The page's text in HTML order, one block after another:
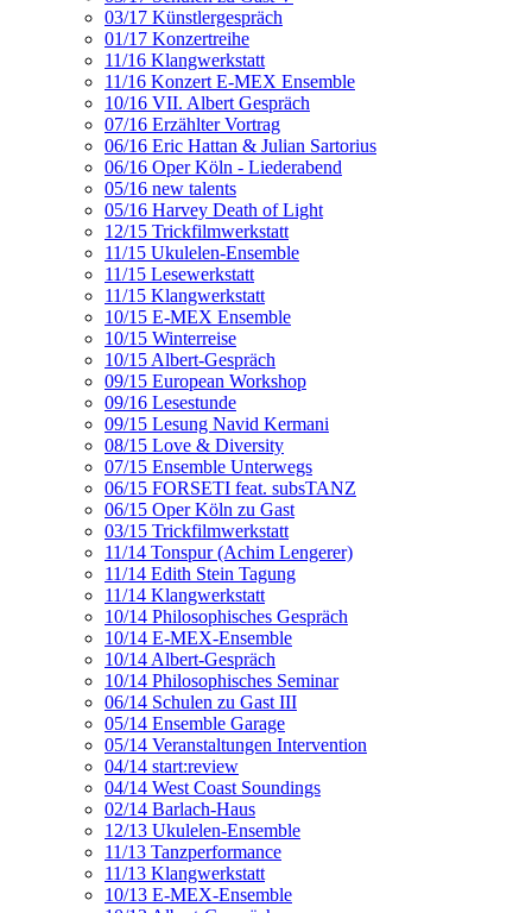
03/17 Künstlergespräch
01/17 Konzertreihe
11/16 Klangwerkstatt
11/16 Konzert E-MEX Ensemble
10/16 VII. Albert Gespräch
07/16 Erzählter Vortrag
06/16 Eric Hattan & Julian Sartorius
06/16 Oper Köln - Liederabend
05/16 new talents
05/16 Harvey Death of Light
12/15 Trickfilmwerkstatt
11/15 Ukulelen-Ensemble
11/15 Lesewerkstatt
11/15 Klangwerkstatt
10/15 E-MEX Ensemble
10/15 Winterreise
10/15 Albert-Gespräch
09/15 European Workshop
09/16 Lesestunde
09/15 Lesung Navid Kermani
08/15 Love & Diversity
07/15 Ensemble Unterwegs
06/15 FORSETI feat. subsTANZ
06/15 Oper Köln zu Gast
03/15 Trickfilmwerkstatt
11/14 Tonspur (Achim Lengerer)
11/14 Edith Stein Tagung
11/14 Klangwerkstatt
10/14 Philosophisches Gespräch
10/14 E-MEX-Ensemble
10/14 Albert-Gespräch
10/14 Philosophisches Seminar
06/14 Schulen zu Gast III
05/14 Ensemble Garage
05/14 Veranstaltungen Intervention
04/14 start:review
04/14 West Coast Soundings
02/14 Barlach-Haus
12/13 Ukulelen-Ensemble
11/13 Tanzperformance
11/13 Klangwerkstatt
10/13 E-MEX-Ensemble